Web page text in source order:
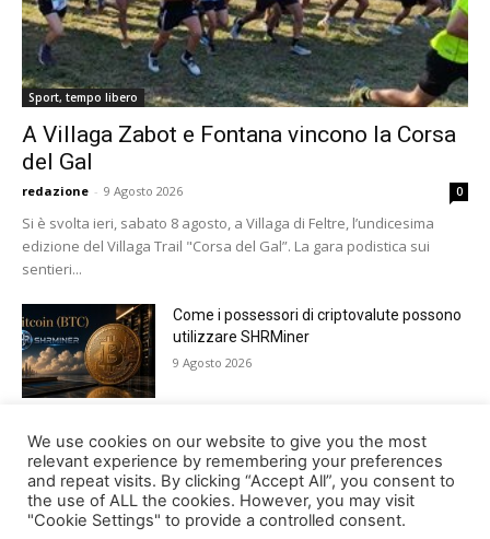
Sport, tempo libero
A Villaga Zabot e Fontana vincono la Corsa
del Gal
redazione - 9 Agosto 2026 0
Si è svolta ieri, sabato 8 agosto, a Villaga di Feltre, l’undicesima
edizione del Villaga Trail "Corsa del Gal”. La gara podistica sui
sentieri...
Come i possessori di criptovalute possono
utilizzare SHRMiner
9 Agosto 2026
Tutto pronto a Lamosano per Alpago Sky
Super 3
8 Agosto 2026
We use cookies on our website to give you the most
relevant experience by remembering your preferences
and repeat visits. By clicking “Accept All”, you consent to
the use of ALL the cookies. However, you may visit
"Cookie Settings" to provide a controlled consent.